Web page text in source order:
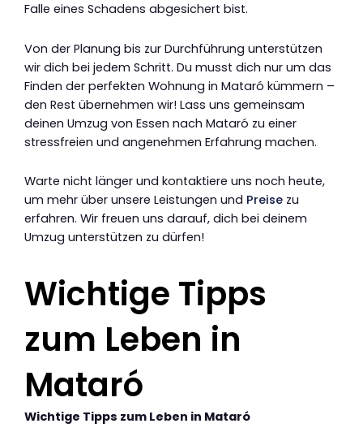
Falle eines Schadens abgesichert bist.
Von der Planung bis zur Durchführung unterstützen
wir dich bei jedem Schritt. Du musst dich nur um das
Finden der perfekten Wohnung in Mataró kümmern –
den Rest übernehmen wir! Lass uns gemeinsam
deinen Umzug von Essen nach Mataró zu einer
stressfreien und angenehmen Erfahrung machen.
Warte nicht länger und kontaktiere uns noch heute,
um mehr über unsere Leistungen und Preise zu
erfahren. Wir freuen uns darauf, dich bei deinem
Umzug unterstützen zu dürfen!
Wichtige Tipps
zum Leben in
Mataró
Wichtige Tipps zum Leben in Mataró